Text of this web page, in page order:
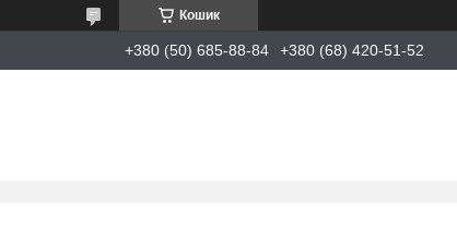
Кошик
+380 (50) 685-88-84 +380 (68) 420-51-52